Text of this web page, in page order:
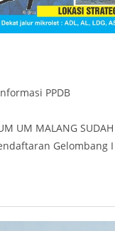
PPDB
UM MALANG